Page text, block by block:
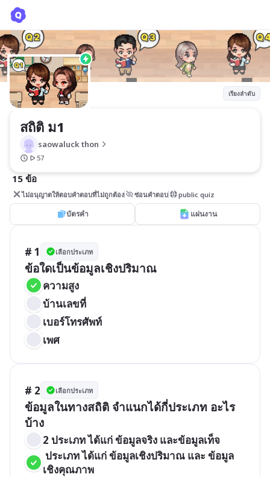
เรียงลำดับ
สถิติ ม1
saowaluck thon
57
15 ข้อ
ไม่อนุญาตให้ตอบคำตอบที่ไม่ถูกต้อง ซ่อนคำตอบ public quiz
บัตรคำ แผ่นงาน
# 1 เลือกประเภท
ข้อใดเป็นข้อมูลเชิงปริมาณ
ความสูง
บ้านเลขที่
เบอร์โทรศัพท์
เพศ
# 2 เลือกประเภท
ข้อมูลในทางสถิติ จำแนกได้กี่ประเภท อะไร
บ้าง
2 ประเภท ได้แก่ ข้อมูลจริง และข้อมูลเท็จ
เชิงคุณภาพ